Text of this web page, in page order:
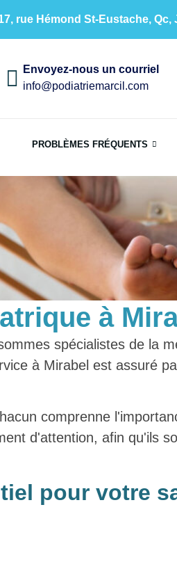
rue Hémond St-Eustache, Qc,
Envoyez-nous un courriel
info@podiatriemarcil.com
PROBLÈMES FRÉQUENTS
à
spécialistes de la
à Mirabel est assuré
comprenne
d'attention, afin qu'ils
pour votre